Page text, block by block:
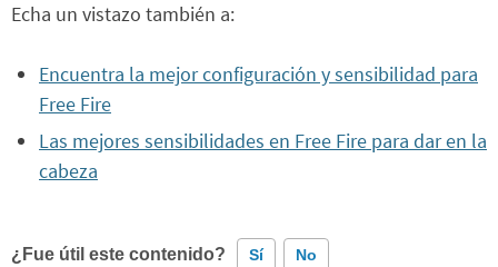
Echa un vistazo también a:
Encuentra la mejor configuración y sensibilidad para
Free Fire
Las mejores sensibilidades en Free Fire para dar en la
cabeza
¿Fue útil este contenido? Sí No